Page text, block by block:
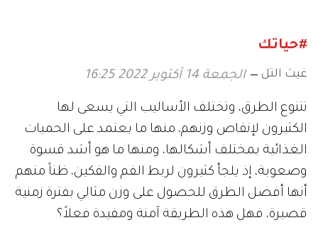
#حياتك
غيث التل الجمعة 14 أكتوبر 2022 16:25
تتنوع الطرق، وتختلف الأساليب التي يسعى لها
الكثيرون لإنقاص وزنهم، منها ما يعتمد على الحميات
الغذائية بمختلف أشكالها، ومنها ما هو أشد قسوة
وصعوبة، إذ يلجأ كثيرون لربط الفم والفكين، ظناً منهم
أنها أفضل الطرق للحصول على وزن مثالي بفترة زمنية
قصيرة، فهل هذه الطريقة آمنة ومفيدة فعلاً؟